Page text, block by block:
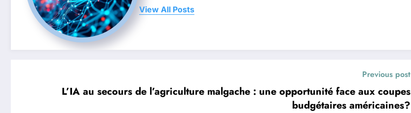
View All Posts
Previous post
L’IA au secours de l’agriculture malgache : une opportunité face aux coupes
budgétaires américaines?